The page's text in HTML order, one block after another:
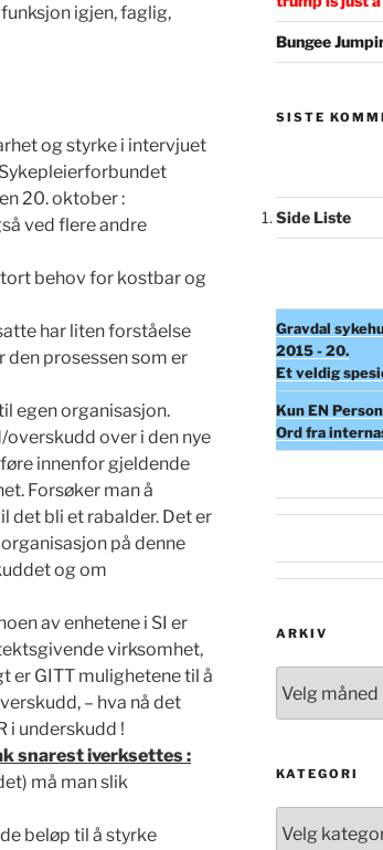
igjen, faglig,
og styrke i intervjuet
20. oktober :
ved flere andre
behov for kostbar og
har liten forståelse
prosessen som er
egen organisasjon.
over i den nye
innenfor gjeldende
Forsøker man å
det bli et rabalder. Det er
på denne
og om
av enhetene i SI er
virksomhet,
er GITT mulighetene til å
– hva nå det
i underskudd !
snarest iverksettes :
må man slik
beløp til å styrke
Bungee
SISTE
Side Liste
Gravdal
2015 - 20.
Et veldig
Kun EN
Ord fra
ARKIV
KATEGORI